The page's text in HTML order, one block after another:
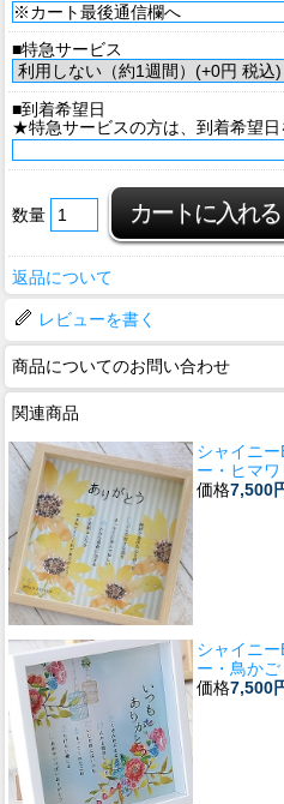
■特急サービス
■到着希望日
★特急サービスの方は、到着希望
数量
返品について
レビューを書く
商品についてのお問い合わせ
関連商品
シャイニ
ー・ヒマワ
価格7,500
シャイニ
ー・鳥かご
価格7,500